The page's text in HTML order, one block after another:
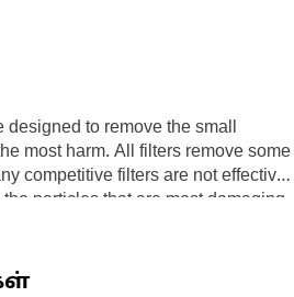
to remove the small
most harm. All filters remove some
competitive filters are not effective
particles that are most damaging
Caterpillar testing proves
Cat parts. Not only do our filters